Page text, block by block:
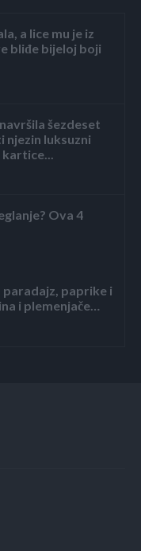
a lice mu je iz
bliđe bijeloj boji
šezdeset
njezin luksuzni
Ova 4
paradajz, paprike i
i plemenjače…